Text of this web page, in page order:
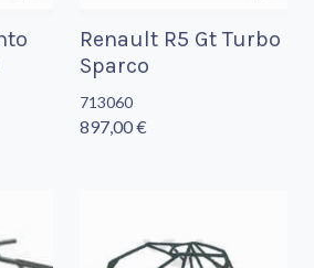
Renault R5 Gt Turbo
Sparco
713060
897,00 €